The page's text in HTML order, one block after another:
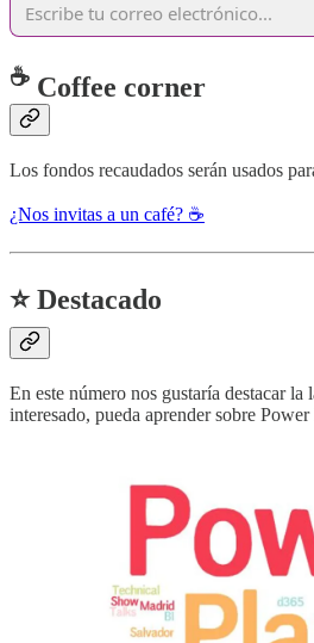
☕ Coffee corner
Los fondos recaudados serán usados
¿Nos invitas a un café? ☕
⭐ Destacado
En este número nos gustaría destacar la
interesado, pueda aprender sobre